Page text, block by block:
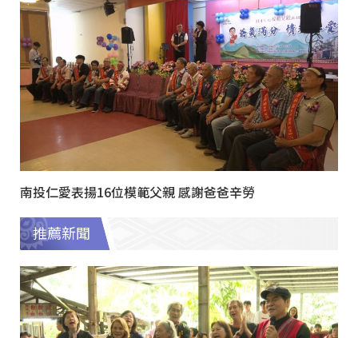
南投仁愛表揚16位模範父親 感謝爸爸辛勞
推薦新聞